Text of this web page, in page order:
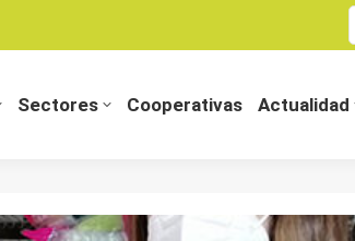
Sectores Cooperativas Actualidad
Actualidad